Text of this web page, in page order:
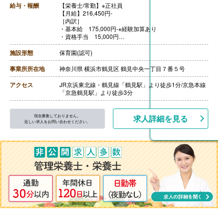
給与・報酬
【栄養士/常勤】※正社員
【月給】216,450円-
［内訳］
・基本給 175,000円-※経験加算あり
・資格手当 15,000円
・処遇改善手当1 10,000円
・処遇改善手当2 10.000円
・処遇改善手当3 6,450円
【賞与】年2回（計3.20ヶ月分）※前年度実績
【通勤手当】あり
【昇給】業績に応じてあり
【退職金】あり※勤続3年目から中退共加入
施設形態 保育園(認可)
事業所所在地 神奈川県 横浜市鶴見区 鶴見中央一丁目７番５号
アクセス
JR京浜東北線・鶴見線「鶴見駅」より徒歩1分/京急本線
「京急鶴見駅」より徒歩3分
現在募集しておりません。
近しい求人をお問い合わせください。
求人詳細を見る